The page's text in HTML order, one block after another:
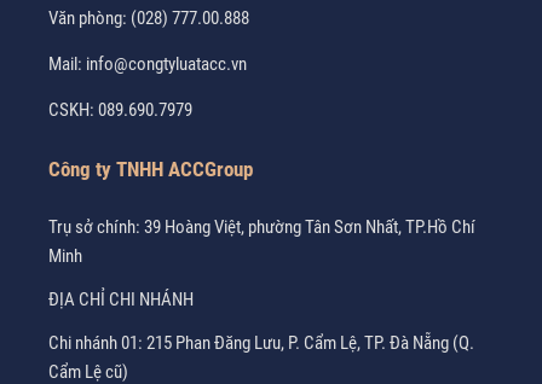
Văn phòng: (028) 777.00.888
Mail: info@congtyluatacc.vn
CSKH: 089.690.7979
Công ty TNHH ACCGroup
Trụ sở chính: 39 Hoàng Việt, phường Tân Sơn Nhất, TP.Hồ Chí
Minh
ĐỊA CHỈ CHI NHÁNH
Chi nhánh 01: 215 Phan Đăng Lưu, P. Cẩm Lệ, TP. Đà Nẵng (Q.
Cẩm Lệ cũ)